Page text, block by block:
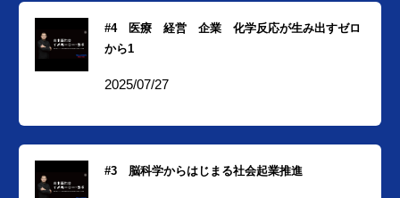
#4 医療 経営 企業 化学反応が生み出すゼロ
から1
2025/07/27
#3 脳科学からはじまる社会起業推進